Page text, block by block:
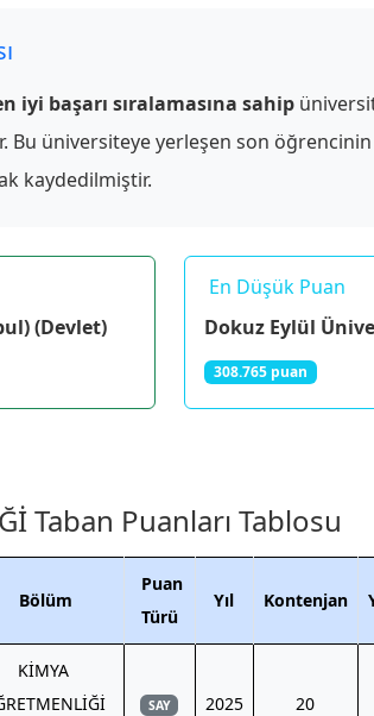
iyi başarı sıralamasına sahip
üniversiteye yerleşen son öğrencinin
kaydedilmiştir.
(Devlet)
En Düşük Puan
Dokuz Eylül
308.765 puan
Taban Puanları Tablosu
Bölüm
Puan
Türü
Yıl Kontenjan
KİMYA
SAY 2025 20